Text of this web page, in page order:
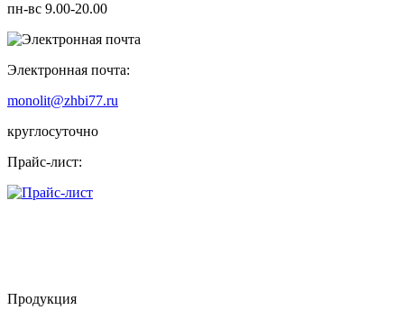
пн-вс 9.00-20.00
Электронная почта:
monolit@zhbi77.ru
круглосуточно
Прайс-лист:
Продукция